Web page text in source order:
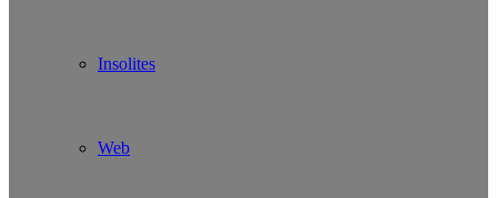
Insolites
Web